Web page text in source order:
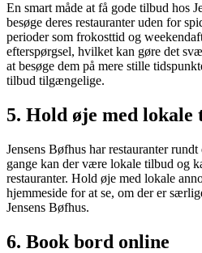
En smart måde at få gode tilbud hos
besøge deres restauranter uden for
perioder som frokosttid og
efterspørgsel, hvilket kan gøre det
at besøge dem på mere stille
tilbud tilgængelige.
5. Hold øje med lokale
Jensens Bøfhus har restauranter
gange kan der være lokale tilbud og
restauranter. Hold øje med lokale
hjemmeside for at se, om der er
Jensens Bøfhus.
6. Book bord online